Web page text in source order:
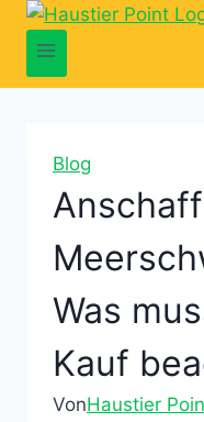
Zum
Inhalt
springen
Blog
Was
Kauf
VonHaustier